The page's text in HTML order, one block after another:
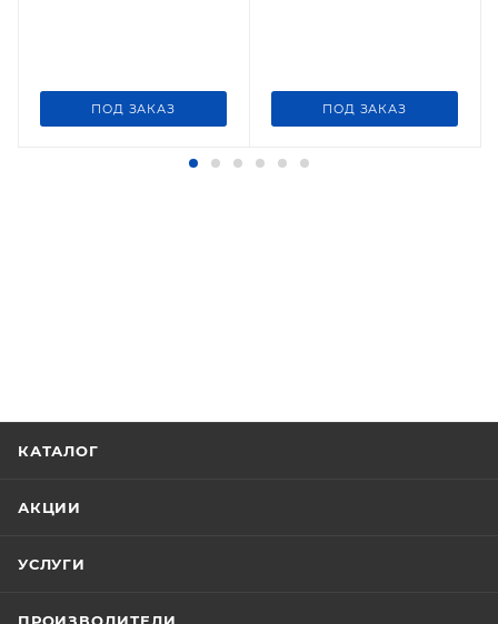
ПОД ЗАКАЗ ПОД ЗАКАЗ
КАТАЛОГ
АКЦИИ
УСЛУГИ